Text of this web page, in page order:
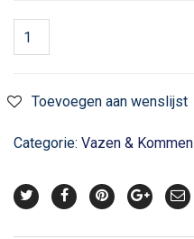
Toevoegen aan wenslijst
Categorie: Vazen & Kommen